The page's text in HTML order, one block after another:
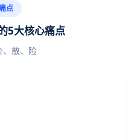
点
5大核心痛点
、散、险